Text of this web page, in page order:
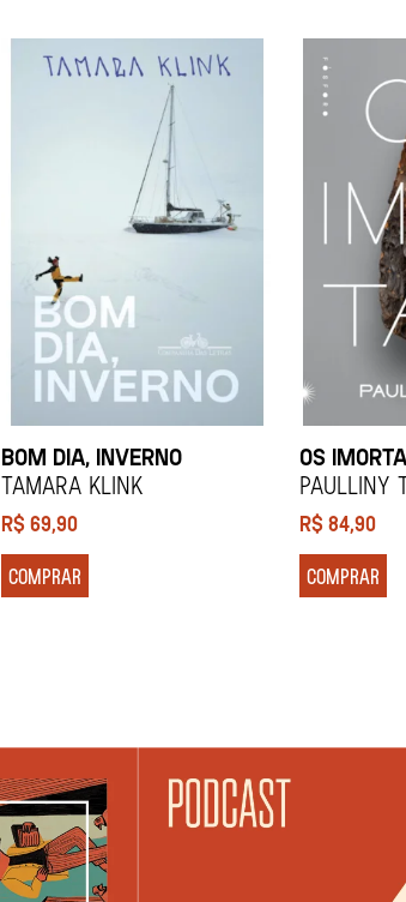
BOM DIA, INVERNO
Tamara Klink
R$69,90
COMPRAR
OS
Paulliny
R$84,90
COMPRAR